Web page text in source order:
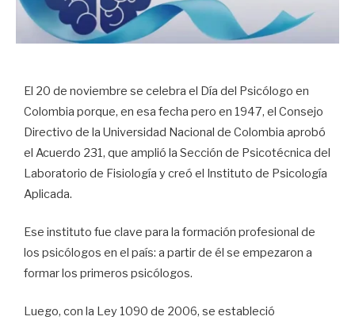
El 20 de noviembre se celebra el Día del Psicólogo en
Colombia porque, en esa fecha pero en 1947, el Consejo
Directivo de la Universidad Nacional de Colombia aprobó
el Acuerdo 231, que amplió la Sección de Psicotécnica del
Laboratorio de Fisiología y creó el Instituto de Psicología
Aplicada.
Ese instituto fue clave para la formación profesional de
los psicólogos en el país: a partir de él se empezaron a
formar los primeros psicólogos.
Luego, con la Ley 1090 de 2006, se estableció